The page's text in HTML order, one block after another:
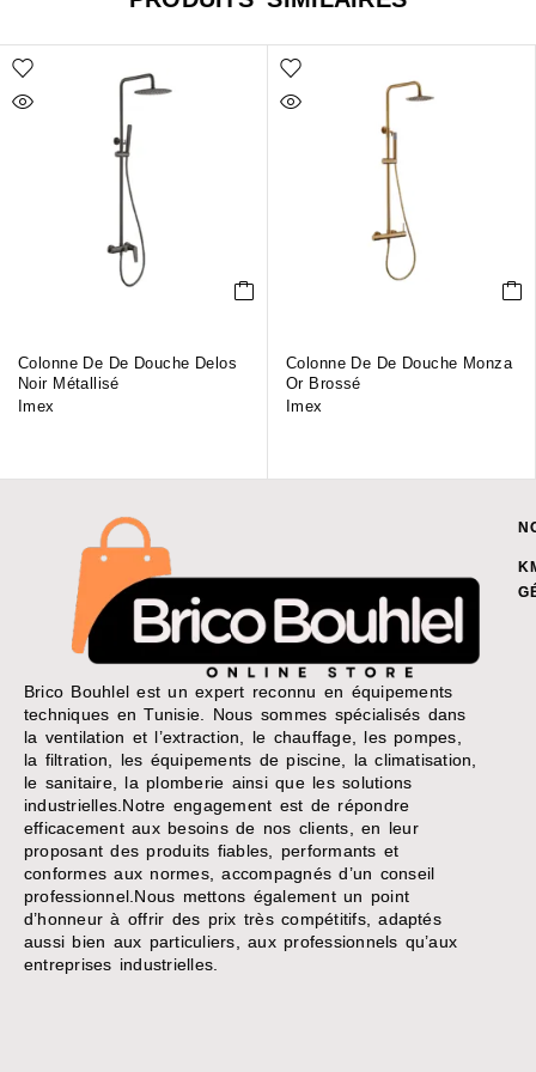
Colonne De De Douche Delos
Noir Métallisé
Imex
Colonne De De Douche Monza
Or Brossé
Imex
Brico Bouhlel est un expert reconnu en équipements
techniques en Tunisie. Nous sommes spécialisés dans
la ventilation et l’extraction, le chauffage, les pompes,
la filtration, les équipements de piscine, la climatisation,
le sanitaire, la plomberie ainsi que les solutions
industrielles.Notre engagement est de répondre
efficacement aux besoins de nos clients, en leur
proposant des produits fiables, performants et
conformes aux normes, accompagnés d’un conseil
professionnel.Nous mettons également un point
d’honneur à offrir des prix très compétitifs, adaptés
aussi bien aux particuliers, aux professionnels qu’aux
entreprises industrielles.